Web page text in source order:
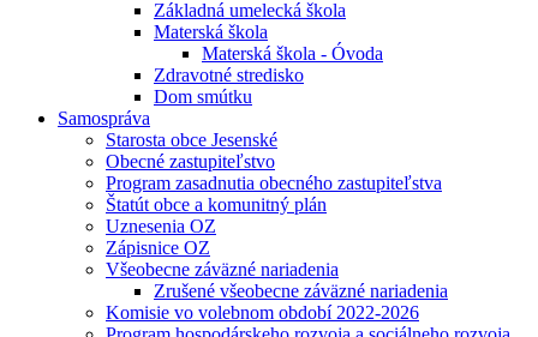
Základná umelecká škola
Materská škola
Materská škola - Óvoda
Zdravotné stredisko
Dom smútku
Samospráva
Starosta obce Jesenské
Obecné zastupiteľstvo
Program zasadnutia obecného zastupiteľstva
Štatút obce a komunitný plán
Uznesenia OZ
Zápisnice OZ
Všeobecne záväzné nariadenia
Zrušené všeobecne záväzné nariadenia
Komisie vo volebnom období 2022-2026